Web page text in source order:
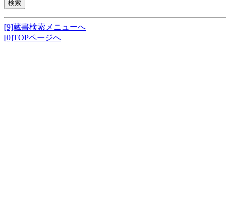
[9]蔵書検索メニューへ
[0]TOPページへ